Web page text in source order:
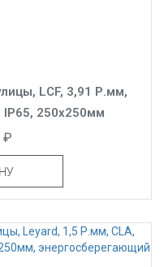
LCF, 3,91 Р.мм,
IP65, 250x250мм
₽